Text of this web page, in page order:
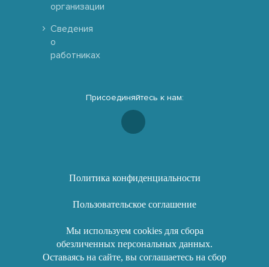
организации
Сведения
о
работниках
Присоединяйтесь к нам:
Политика конфиденциальности
Пользовательское соглашение
Мы используем cookies для сбора
обезличенных персональных данных.
Оставаясь на сайте, вы соглашаетесь на сбор